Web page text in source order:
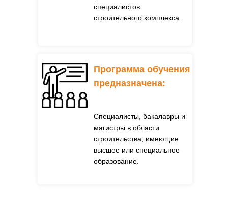
Специалисты, бакалавры и
магистры в области
строительства, имеющие
высшее или специальное
образование.
Программа обучения
предназначена:
специалистов
строительного комплекса.